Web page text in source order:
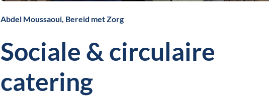
Abdel Moussaoui, Bereid met Zorg
Sociale & circulaire
catering